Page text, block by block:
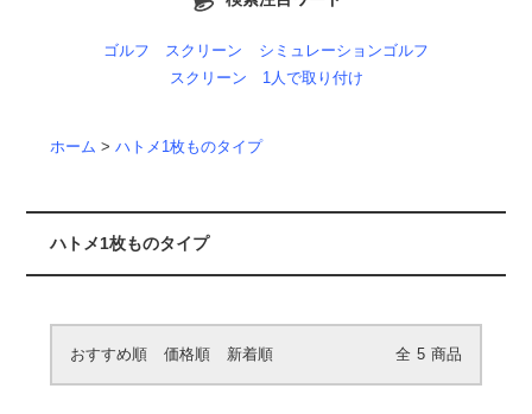
ゴルフ スクリーン
シミュレーションゴルフ
スクリーン 1人で取り付け
ホーム >ハトメ1枚ものタイプ
ハトメ1枚ものタイプ
おすすめ順 価格順 新着順 全 5 商品